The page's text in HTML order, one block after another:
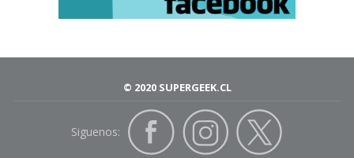
© 2020 SUPERGEEK.CL
Siguenos: